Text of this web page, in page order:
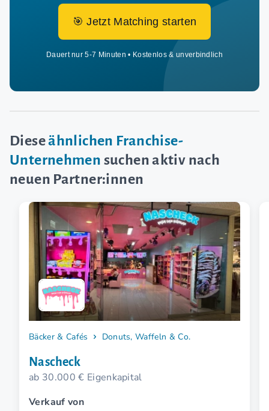
🎯 Jetzt Matching starten
Dauert nur 5-7 Minuten • Kostenlos & unverbindlich
Dieseähnlichen Franchise-
Unternehmen suchen aktiv nach
neuen Partner:innen
Bäcker & Cafés Donuts, Waffeln & Co.
Nascheck
ab 30.000 € Eigenkapital
Verkauf von